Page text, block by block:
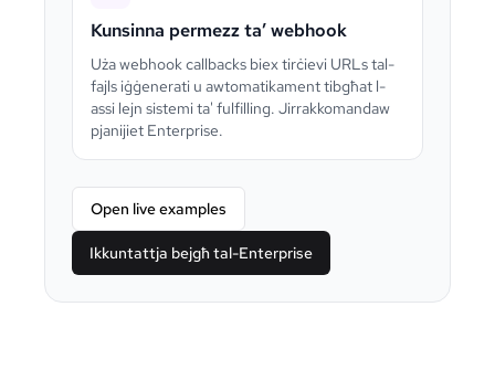
Kunsinna permezz ta’ webhook
Uża webhook callbacks biex tirċievi URLs tal-
fajls iġġenerati u awtomatikament tibgħat l-
assi lejn sistemi ta' fulfilling. Jirrakkomandaw
pjanijiet Enterprise.
Open live examples
Ikkuntattja bejgħ tal-Enterprise